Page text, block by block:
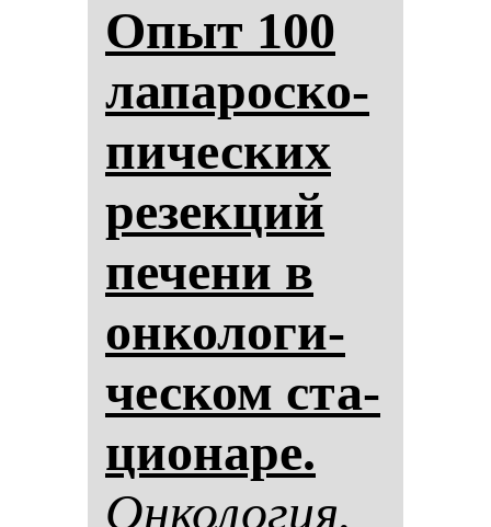
Опыт 100
ла­па­рос­ко­
пи­чес­ких
ре­зек­ций
пе­че­ни в
он­ко­ло­ги­
чес­ком ста­
ци­она­ре.
Он­ко­ло­гия.